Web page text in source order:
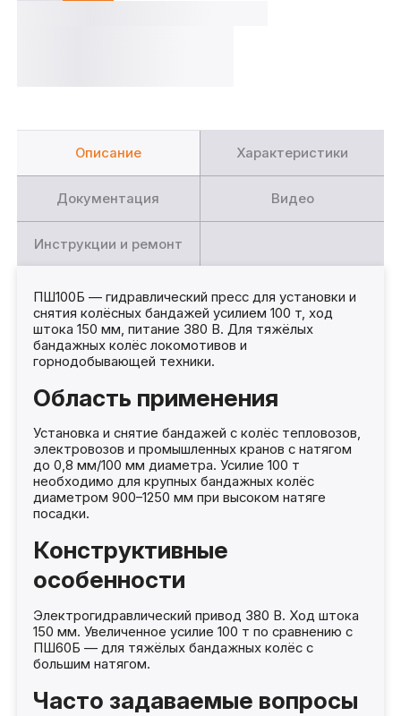
Описание Характеристики
Документация Видео
Инструкции и ремонт
ПШ100Б — гидравлический пресс для установки и
снятия колёсных бандажей усилием 100 т, ход
штока 150 мм, питание 380 В. Для тяжёлых
бандажных колёс локомотивов и
горнодобывающей техники.
Область применения
Установка и снятие бандажей с колёс тепловозов,
электровозов и промышленных кранов с натягом
до 0,8 мм/100 мм диаметра. Усилие 100 т
необходимо для крупных бандажных колёс
диаметром 900–1250 мм при высоком натяге
посадки.
Конструктивные
особенности
Электрогидравлический привод 380 В. Ход штока
150 мм. Увеличенное усилие 100 т по сравнению с
ПШ60Б — для тяжёлых бандажных колёс с
большим натягом.
Часто задаваемые вопросы